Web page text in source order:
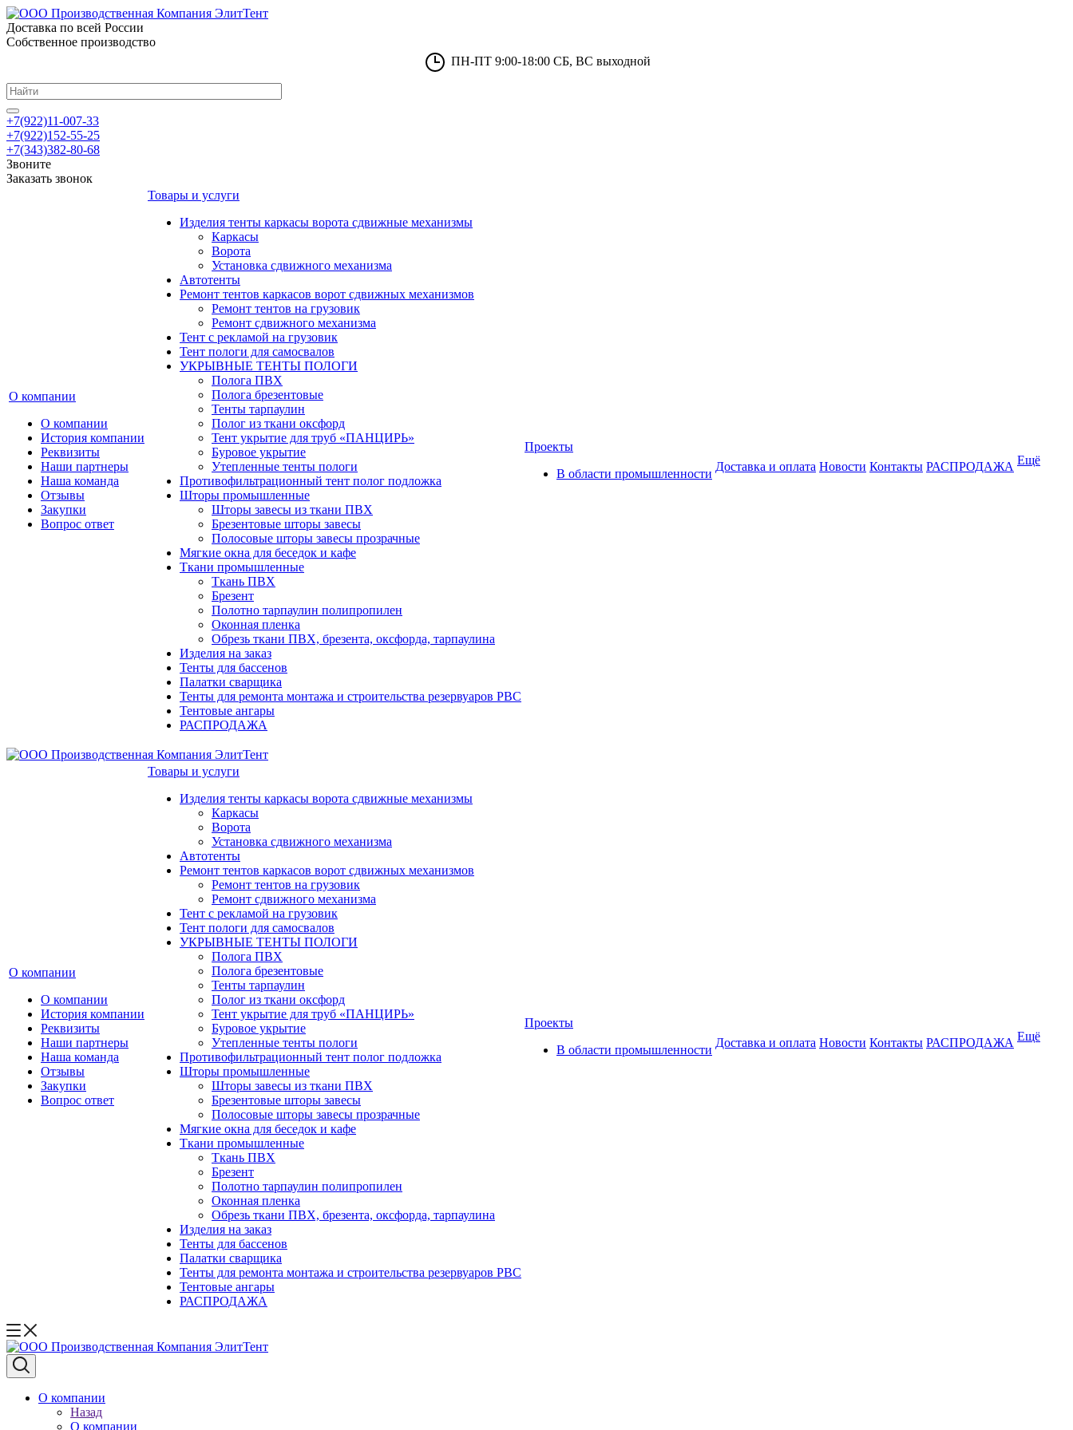
Доставка по всей России
Собственное производство
ПН-ПТ 9:00-18:00 СБ, ВС выходной
+7(922)11-007-33
+7(922)152-55-25
+7(343)382-80-68
Звоните
Заказать звонок
О компании
О компании
История компании
Реквизиты
Наши партнеры
Наша команда
Отзывы
Закупки
Вопрос ответ
Товары и услуги
Изделия тенты каркасы ворота сдвижные механизмы
Каркасы
Ворота
Установка сдвижного механизма
Автотенты
Ремонт тентов каркасов ворот сдвижных механизмов
Ремонт тентов на грузовик
Ремонт сдвижного механизма
Тент с рекламой на грузовик
Тент пологи для самосвалов
УКРЫВНЫЕ ТЕНТЫ ПОЛОГИ
Полога ПВХ
Полога брезентовые
Тенты тарпаулин
Полог из ткани оксфорд
Тент укрытие для труб «ПАНЦИРЬ»
Буровое укрытие
Утепленные тенты пологи
Противофильтрационный тент полог подложка
Шторы промышленные
Шторы завесы из ткани ПВХ
Брезентовые шторы завесы
Полосовые шторы завесы прозрачные
Мягкие окна для беседок и кафе
Ткани промышленные
Ткань ПВХ
Брезент
Полотно тарпаулин полипропилен
Оконная пленка
Обрезь ткани ПВХ, брезента, оксфорда, тарпаулина
Изделия на заказ
Тенты для бассенов
Палатки сварщика
Тенты для ремонта монтажа и строительства резервуаров РВС
Тентовые ангары
РАСПРОДАЖА
Проекты
В области промышленности
Доставка и оплата Новости Контакты РАСПРОДАЖА Ещё
О компании
О компании
История компании
Реквизиты
Наши партнеры
Наша команда
Отзывы
Закупки
Вопрос ответ
Товары и услуги
Изделия тенты каркасы ворота сдвижные механизмы
Каркасы
Ворота
Установка сдвижного механизма
Автотенты
Ремонт тентов каркасов ворот сдвижных механизмов
Ремонт тентов на грузовик
Ремонт сдвижного механизма
Тент с рекламой на грузовик
Тент пологи для самосвалов
УКРЫВНЫЕ ТЕНТЫ ПОЛОГИ
Полога ПВХ
Полога брезентовые
Тенты тарпаулин
Полог из ткани оксфорд
Тент укрытие для труб «ПАНЦИРЬ»
Буровое укрытие
Утепленные тенты пологи
Противофильтрационный тент полог подложка
Шторы промышленные
Шторы завесы из ткани ПВХ
Брезентовые шторы завесы
Полосовые шторы завесы прозрачные
Мягкие окна для беседок и кафе
Ткани промышленные
Ткань ПВХ
Брезент
Полотно тарпаулин полипропилен
Оконная пленка
Обрезь ткани ПВХ, брезента, оксфорда, тарпаулина
Изделия на заказ
Тенты для бассенов
Палатки сварщика
Тенты для ремонта монтажа и строительства резервуаров РВС
Тентовые ангары
РАСПРОДАЖА
Проекты
В области промышленности
Доставка и оплата Новости Контакты РАСПРОДАЖА Ещё
О компании
Назад
О компании